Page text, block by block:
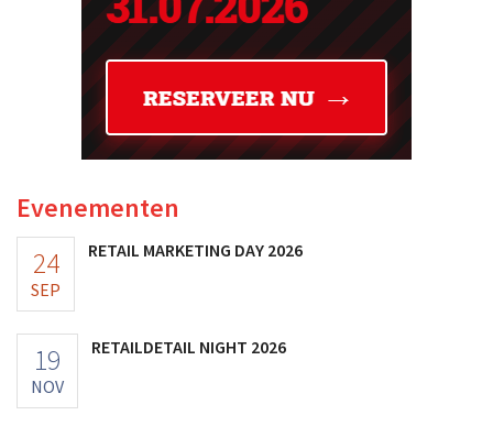
Evenementen
24
SEP
RETAIL MARKETING DAY 2026
19
NOV
RETAILDETAIL NIGHT 2026